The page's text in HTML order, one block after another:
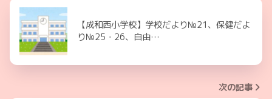
【成和西小学校】学校だより№21、保健だよ
り№25・26、自由…
次の記事